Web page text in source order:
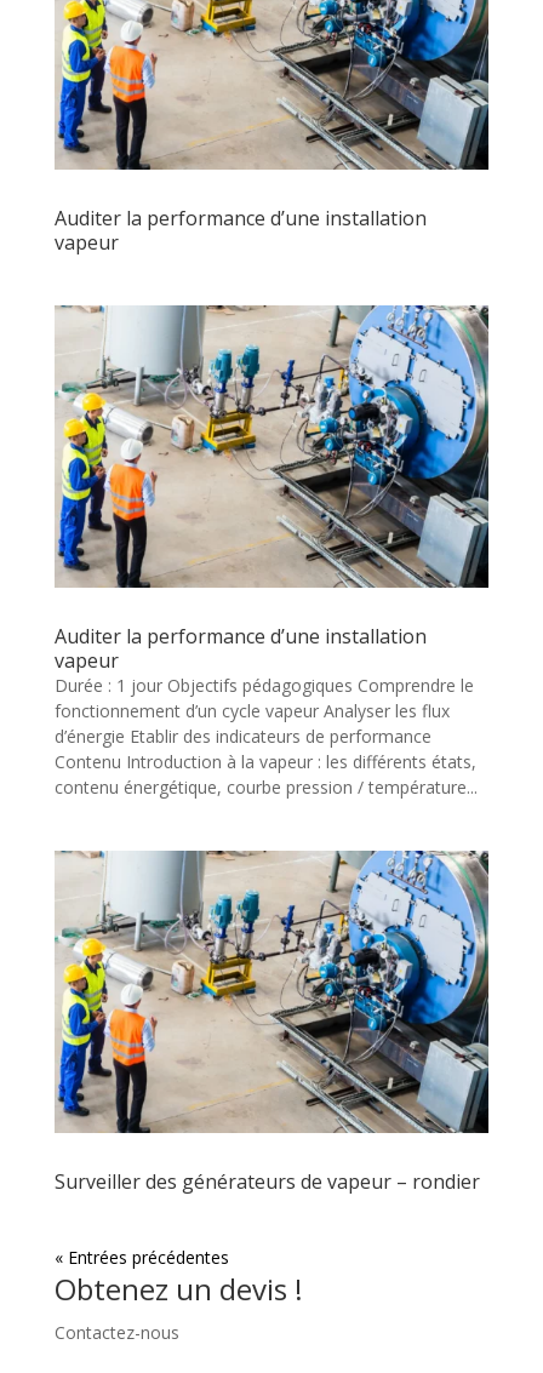
Auditer la performance d’une installation
vapeur
Auditer la performance d’une installation
vapeur
Durée : 1 jour Objectifs pédagogiques Comprendre le
fonctionnement d’un cycle vapeur Analyser les flux
d’énergie Etablir des indicateurs de performance
Contenu Introduction à la vapeur : les différents états,
contenu énergétique, courbe pression / température...
Surveiller des générateurs de vapeur – rondier
« Entrées précédentes
Obtenez un devis !
Contactez-nous